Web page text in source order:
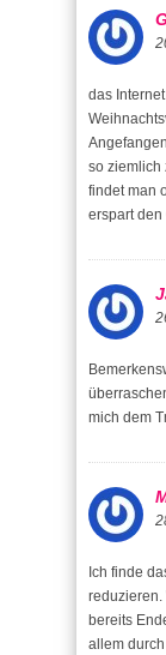
das
so ziemlich
findet man
erspart den
mich dem
Ich finde
reduzieren.
bereits
allem